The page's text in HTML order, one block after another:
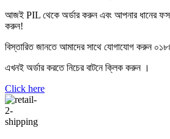
আজই PIL থেকে অর্ডার করুন এবং আপনার ধানের
করুন!
বিস্তারিত জানতে আমাদের সাথে যোগাযোগ করুন
এখনই অর্ডার করতে নিচের বাটনে ক্লিক করুন ।
Click here